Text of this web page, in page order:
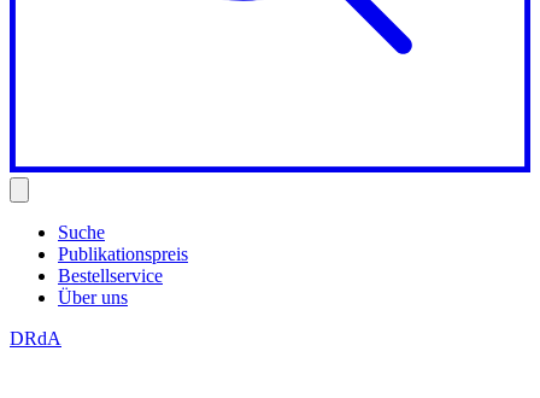
Suche
Publikationspreis
Bestellservice
Über uns
DRdA